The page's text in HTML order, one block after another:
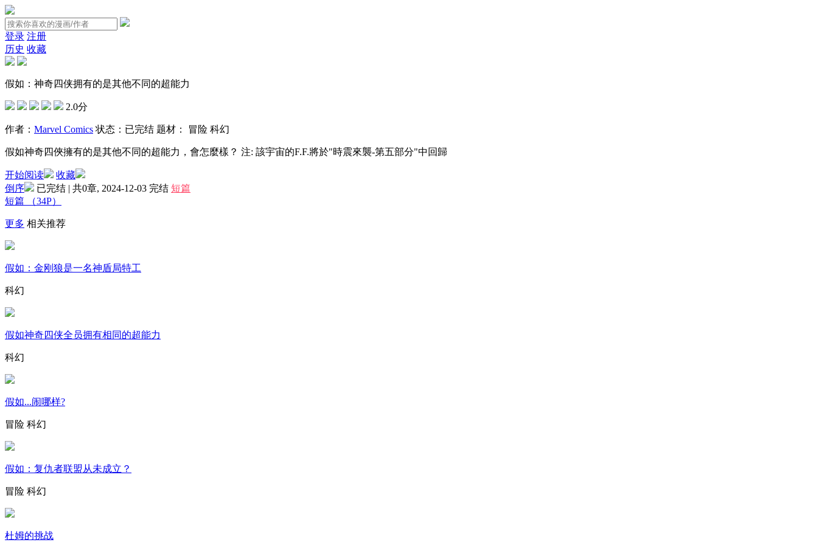
登录 注册
历史 收藏
假如：神奇四侠拥有的是其他不同的超能力
2.0分
作者： Marvel Comics 状态： 已完结 题材： 冒险 科幻
假如神奇四俠擁有的是其他不同的超能力，會怎麼樣？ 注: 該宇宙的F.F.將於"時震來襲-第五部分"中回歸
开始阅读
收藏
倒序
已完结 | 共0章, 2024-12-03 完结 短篇
短篇
（34P）
更多 相关推荐
假如：金刚狼是一名神盾局特工
科幻
假如神奇四侠全员拥有相同的超能力
科幻
假如...闹哪样?
冒险 科幻
假如：复仇者联盟从未成立？
冒险 科幻
杜姆的挑战